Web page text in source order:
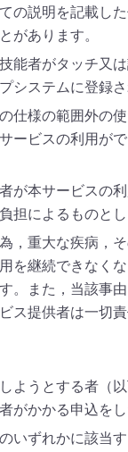
説明を記載し
があります。
能者がタッチ又
システムに登録さ
仕様の範囲外の
ービスの利用が
が本サービスの
担によるものとし
，重大な疾病，
を継続できなく
。また，当該事
ス提供者は一切
ようとする者（
がかかる申込を
いずれかに該当